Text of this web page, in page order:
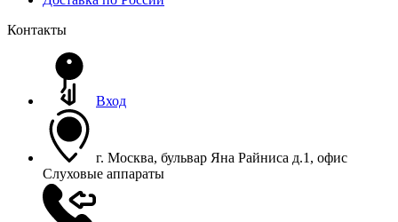
Контакты
Вход
г. Москва, бульвар Яна Райниса д.1, офис
Слуховые аппараты